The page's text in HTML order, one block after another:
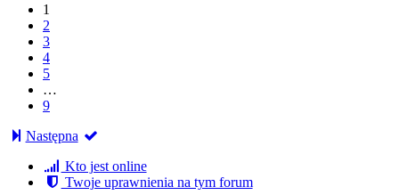
1
2
3
4
5
…
9
Następna
Kto jest online
Twoje uprawnienia na tym forum